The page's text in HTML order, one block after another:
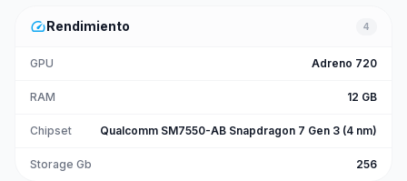
speedRendimiento 4
GPU Adreno 720
RAM 12 GB
Chipset Qualcomm SM7550-AB Snapdragon 7 Gen 3 (4 nm)
Storage Gb 256